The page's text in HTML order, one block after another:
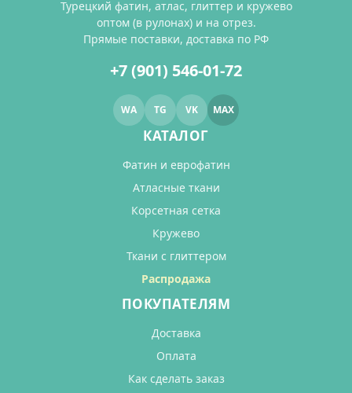
Турецкий фатин, атлас, глиттер и кружево
оптом (в рулонах) и на отрез.
Прямые поставки, доставка по РФ
+7 (901) 546-01-72
WA TG VK MAX
КАТАЛОГ
Фатин и еврофатин
Атласные ткани
Корсетная сетка
Кружево
Ткани с глиттером
Распродажа
ПОКУПАТЕЛЯМ
Доставка
Оплата
Как сделать заказ